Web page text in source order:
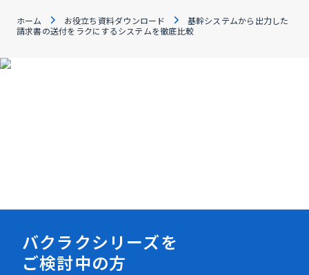
ホーム お役立ち資料ダウンロード
基幹システムから出力した
請求書の送付をラクにするシステムを徹底比較
バクラクシリーズを
ご検討中の方